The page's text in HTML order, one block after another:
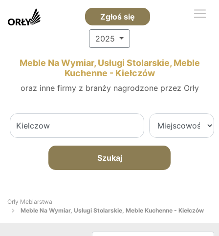
Zgłoś się
2025
Meble Na Wymiar, Usługi Stolarskie, Meble
Kuchenne - Kiełczów
oraz inne firmy z branży nagrodzone przez Orły
Szukaj
Orły Meblarstwa
Meble Na Wymiar, Usługi Stolarskie, Meble Kuchenne - Kiełczów